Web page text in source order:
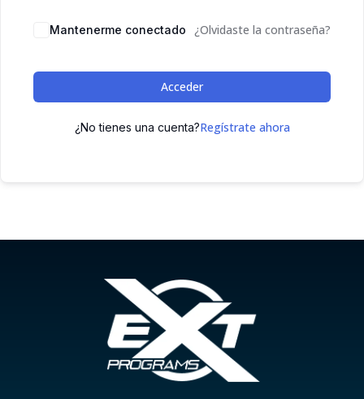
Mantenerme conectado ¿Olvidaste la contraseña?
Acceder
¿No tienes una cuenta?Regístrate ahora